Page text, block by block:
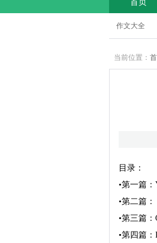
作文大全
当前位置：
目录：
•第一篇
•第二篇：
•第三篇：
•第四篇